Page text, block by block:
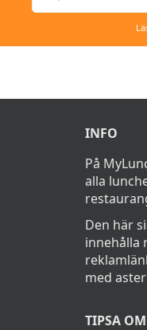
INFO
På
alla
Den här
innehålla
med
TIPSA